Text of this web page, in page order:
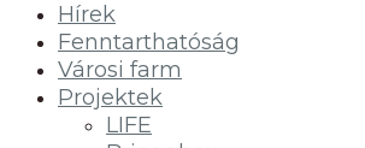
Hírek
Fenntarthatóság
Városi farm
Projektek
LIFE